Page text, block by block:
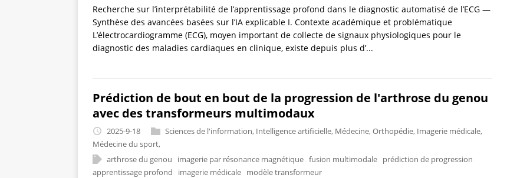
Recherche sur l’interprétabilité de l’apprentissage profond dans le diagnostic automatisé de l’ECG —
Synthèse des avancées basées sur l’IA explicable I. Contexte académique et problématique
L’électrocardiogramme (ECG), moyen important de collecte de signaux physiologiques pour le
diagnostic des maladies cardiaques en clinique, existe depuis plus d’...
Prédiction de bout en bout de la progression de l'arthrose du genou
avec des transformeurs multimodaux
2025-9-18 Sciences de l'information, Intelligence artificielle, Médecine,Orthopédie, Imagerie médicale,
Médecine du sport,
arthrose du genou
imagerie par résonance magnétique fusion multimodale prédiction de progression
apprentissage profond
imagerie médicale modèle transformeur